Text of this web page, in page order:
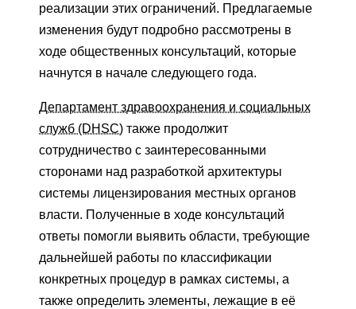
реализации этих ограничений. Предлагаемые
изменения будут подробно рассмотрены в
ходе общественных консультаций, которые
начнутся в начале следующего года.
Департамент здравоохранения и социальных
служб (DHSC) также продолжит
сотрудничество с заинтересованными
сторонами над разработкой архитектуры
системы лицензирования местных органов
власти. Полученные в ходе консультаций
ответы помогли выявить области, требующие
дальнейшей работы по классификации
конкретных процедур в рамках системы, а
также определить элементы, лежащие в её